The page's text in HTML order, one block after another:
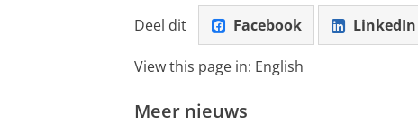
Deel dit Facebook LinkedIn
View this page in: English
Meer nieuws